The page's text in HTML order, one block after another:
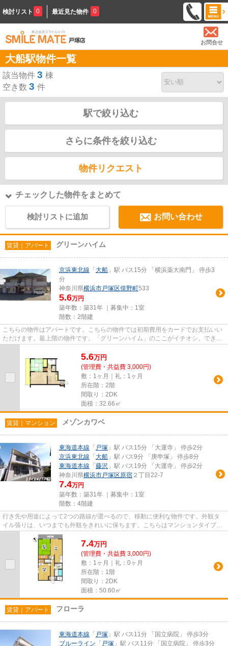
検討リスト 0 最近見た物件 0
お問合せ
大船駅物件一覧
該当物件 3 棟
空き数 3 件
駅で絞り込む
さらに条件を絞り込む
物件リクエスト
チェックした物件をまとめて
検討リストに追加 お問い合わせ
賃貸｜アパート グリーンハイム
京浜東北線 「 大船 」駅 バス15分 「横浜薬大南門」 停歩3
分
神奈川県横浜市戸塚区俣野町533
5.6万円
築年数：築31年 ｜募集中： 1室
階数：2階建
こちらの物件はアパートです。こちらの物件では初期費用をカードでお支払いい
ただけます。最上階の物件です。「グリーンハイム」のここがイチオシ。できる
5.6万円
(管理費・共益費 3,000円)
敷：1ヶ月｜礼：1ヶ月
所在階：2階
間取り：2DK
面積：32.66㎡
賃貸｜マンション メゾンカワベ
東海道本線 「 戸塚 」駅 バス15分 「大運寺」 停歩2分
京浜東北線 「 大船 」駅 バス9分 「庚申塚」 停歩8分
東海道本線 「 藤沢 」駅 バス19分 「大運寺」 停歩2分
神奈川県横浜市戸塚区原宿 ２丁目22-7
7.4万円
築年数：築31年 ｜募集中： 1室
階数：4階建
行き先や用途によって2つの路線が選べるので、移動に便利な物件です。外観タ
イル張りは、いつまでも外観をきれいに保ちます。こちらはマンションタイプに
なります。こだわりポイント満...
7.4万円
(管理費・共益費 3,000円)
敷：1ヶ月｜礼：0ヶ月
所在階：1階
間取り：2DK
面積：50.60㎡
賃貸｜アパート フローラ
東海道本線 「 戸塚 」駅 バス11分 「国立病院」 停歩3分
ブルーライン 「 戸塚 」駅 バス11分 「国立病院」 停歩3分